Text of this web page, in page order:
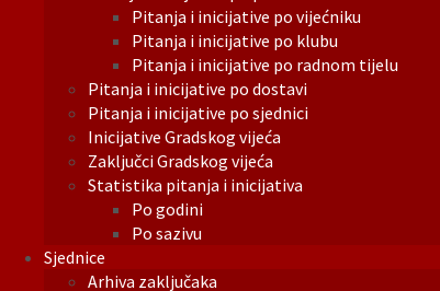
Pitanja i inicijative po vijećniku
Pitanja i inicijative po klubu
Pitanja i inicijative po radnom tijelu
Pitanja i inicijative po dostavi
Pitanja i inicijative po sjednici
Inicijative Gradskog vijeća
Zaključci Gradskog vijeća
Statistika pitanja i inicijativa
Po godini
Po sazivu
Sjednice
Arhiva zaključaka